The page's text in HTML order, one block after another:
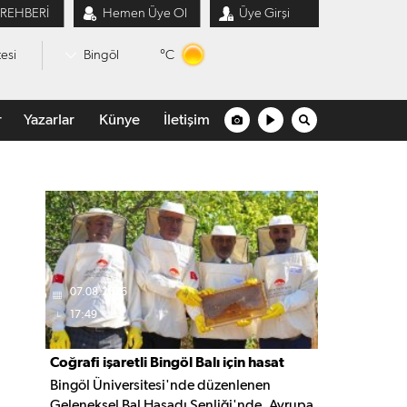
Hemen Üye Ol Üye Girşi
Bingöl °C
Yazarlar Künye İletişim
07.08.2026
17:49
Coğrafi işaretli Bingöl Balı için hasat
şenliği düzenlendi
Bingöl Üniversitesi'nde düzenlenen